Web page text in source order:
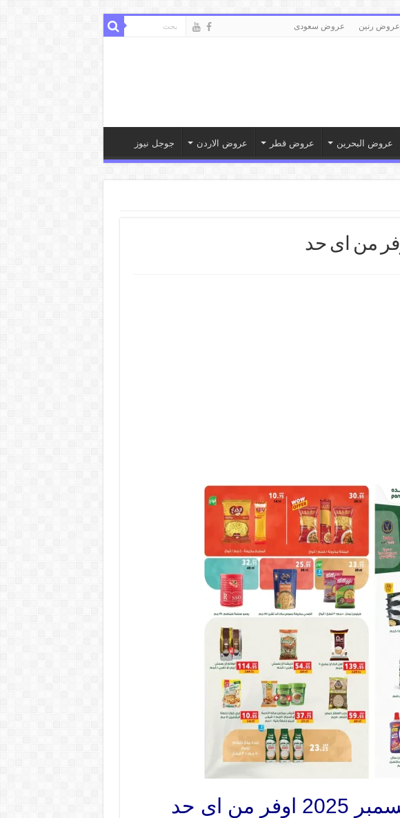
عروض رنين عروض سعودى
عروض البحرين عروض قطر عروض الاردن جوجل نيوز